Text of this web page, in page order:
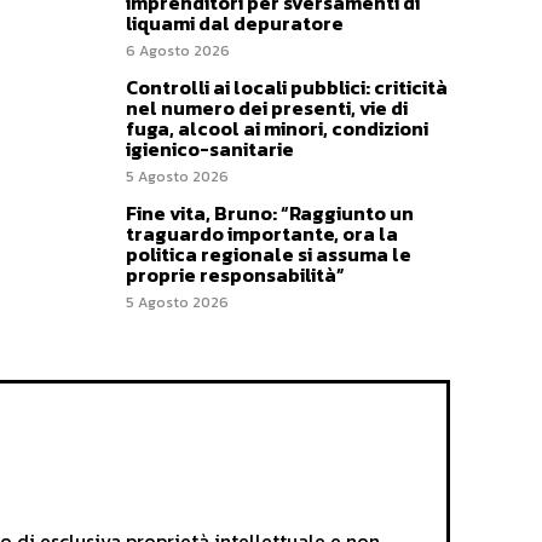
liquami dal depuratore
6 Agosto 2026
Controlli ai locali pubblici: criticità
nel numero dei presenti, vie di
fuga, alcool ai minori, condizioni
igienico-sanitarie
5 Agosto 2026
Fine vita, Bruno: “Raggiunto un
traguardo importante, ora la
politica regionale si assuma le
proprie responsabilità”
5 Agosto 2026